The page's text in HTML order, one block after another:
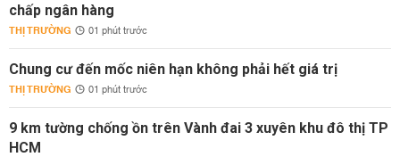
chấp ngân hàng
THỊ TRƯỜNG 01 phút trước
Chung cư đến mốc niên hạn không phải hết giá trị
THỊ TRƯỜNG 01 phút trước
9 km tường chống ồn trên Vành đai 3 xuyên khu đô thị TP
HCM